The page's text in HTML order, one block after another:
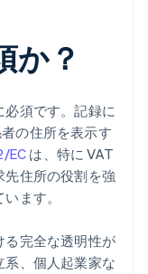
か？
須です。記録に
の住所を表示す
ECは、特に VAT
住所の役割を強
ます。
る完全な透明性が
、個人起業家な